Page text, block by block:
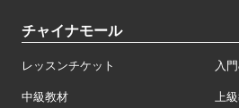
チャイナモール
レッスンチケット 入
中級教材 上